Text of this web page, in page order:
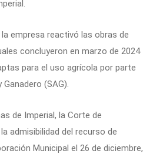
la empresa reactivó las obras de
concluyeron en marzo de 2024
para el uso agrícola por parte
(SAG).
de Imperial, la Corte de
admisibilidad del recurso de
Municipal el 26 de diciembre,